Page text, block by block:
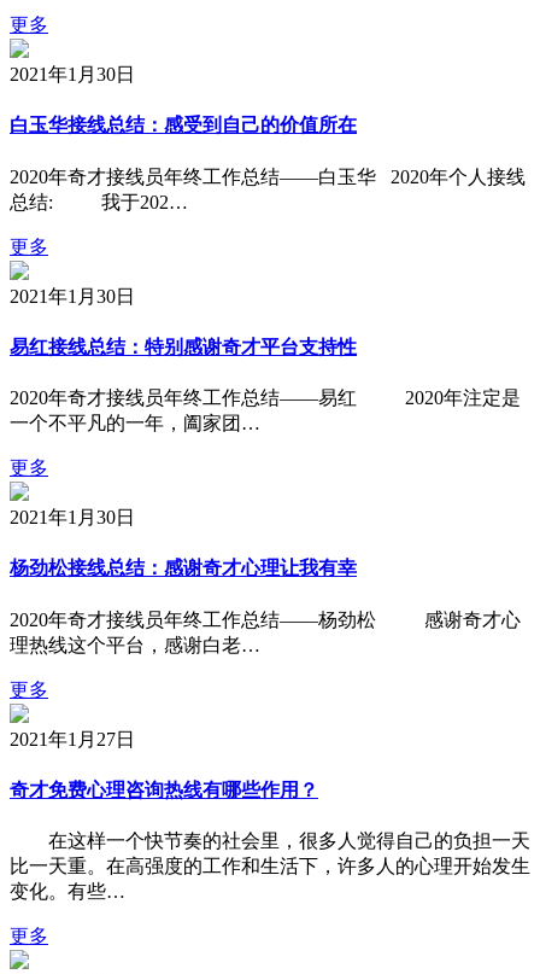
更多
2021年1月30日
白玉华接线总结：感受到自己的价值所在
2020年奇才接线员年终工作总结——白玉华 2020年个人接线
总结: 我于202…
更多
2021年1月30日
易红接线总结：特别感谢奇才平台支持性
2020年奇才接线员年终工作总结——易红 2020年注定是
一个不平凡的一年，阖家团…
更多
2021年1月30日
杨劲松接线总结：感谢奇才心理让我有幸
2020年奇才接线员年终工作总结——杨劲松 感谢奇才心
理热线这个平台，感谢白老…
更多
2021年1月27日
奇才免费心理咨询热线有哪些作用？
在这样一个快节奏的社会里，很多人觉得自己的负担一天
比一天重。在高强度的工作和生活下，许多人的心理开始发生
变化。有些…
更多